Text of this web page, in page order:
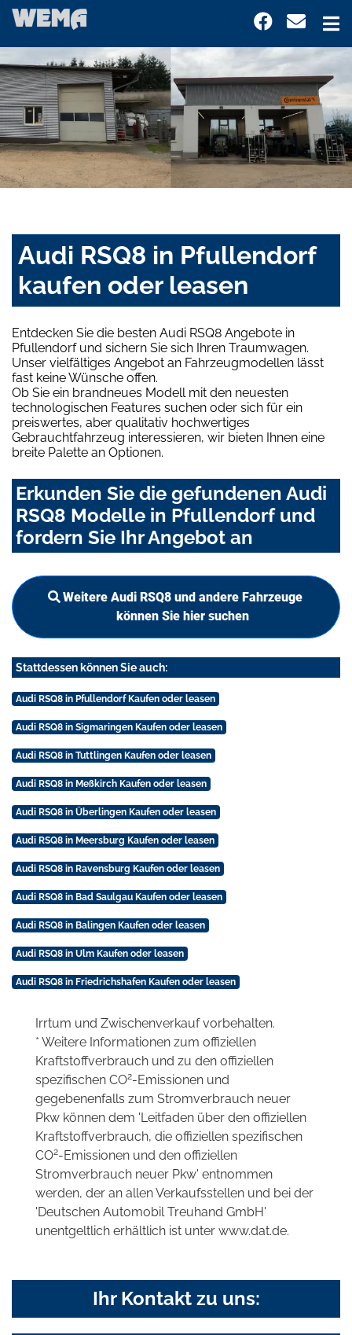
Audi RSQ8 in Pfullendorf
kaufen oder leasen
Entdecken Sie die besten Audi RSQ8 Angebote in
Pfullendorf und sichern Sie sich Ihren Traumwagen.
Unser vielfältiges Angebot an Fahrzeugmodellen lässt
fast keine Wünsche offen.
Ob Sie ein brandneues Modell mit den neuesten
technologischen Features suchen oder sich für ein
preiswertes, aber qualitativ hochwertiges
Gebrauchtfahrzeug interessieren, wir bieten Ihnen eine
breite Palette an Optionen.
Erkunden Sie die gefundenen Audi
RSQ8 Modelle in Pfullendorf und
fordern Sie Ihr Angebot an
Weitere Audi RSQ8 und andere Fahrzeuge
können Sie hier suchen
Stattdessen können Sie auch:
Audi RSQ8 in Pfullendorf Kaufen oder leasen
Audi RSQ8 in Sigmaringen Kaufen oder leasen
Audi RSQ8 in Tuttlingen Kaufen oder leasen
Audi RSQ8 in Meßkirch Kaufen oder leasen
Audi RSQ8 in Überlingen Kaufen oder leasen
Audi RSQ8 in Meersburg Kaufen oder leasen
Audi RSQ8 in Ravensburg Kaufen oder leasen
Audi RSQ8 in Bad Saulgau Kaufen oder leasen
Audi RSQ8 in Balingen Kaufen oder leasen
Audi RSQ8 in Ulm Kaufen oder leasen
Audi RSQ8 in Friedrichshafen Kaufen oder leasen
Irrtum und Zwischenverkauf vorbehalten.
* Weitere Informationen zum offiziellen
Kraftstoffverbrauch und zu den offiziellen
spezifischen CO2-Emissionen und
gegebenenfalls zum Stromverbrauch neuer
Pkw können dem 'Leitfaden über den offiziellen
Kraftstoffverbrauch, die offiziellen spezifischen
CO2-Emissionen und den offiziellen
Stromverbrauch neuer Pkw' entnommen
werden, der an allen Verkaufsstellen und bei der
'Deutschen Automobil Treuhand GmbH'
unentgeltlich erhältlich ist unter www.dat.de.
Ihr Kontakt zu uns: